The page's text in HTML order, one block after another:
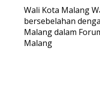
Wali Kota Malang
bersebelahan
Malang dalam
Malang